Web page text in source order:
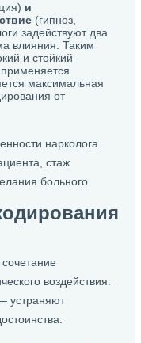
и
(гипноз,
задействуют два
влияния. Таким
и стойкий
максимальная
от
нарколога.
стаж
больного.
воздействия.
устраняют